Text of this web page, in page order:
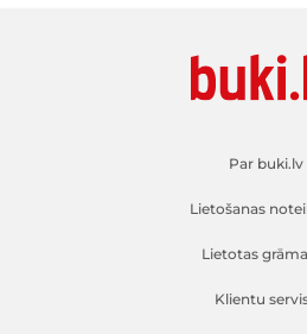
Par buki.lv
Lietošanas
Lietotas
Klientu